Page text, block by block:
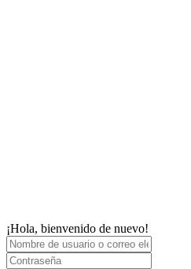
¡Hola, bienvenido de nuevo!